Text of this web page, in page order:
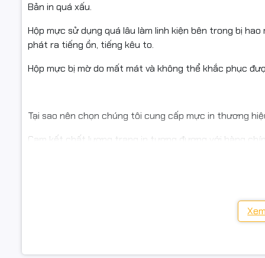
Bản in quá xấu.
Hộp mực sử dụng quá lâu làm linh kiện bên trong bị
phát ra tiếng ồn, tiếng kêu to.
Hộp mực bị mờ do mất mát và không thể khắc phục
Tại sao nên chọn chúng tôi cung cấp mực in thương
Cam kết chất lượng trang in tương đương với hàng
Cam kết
✅ Trước